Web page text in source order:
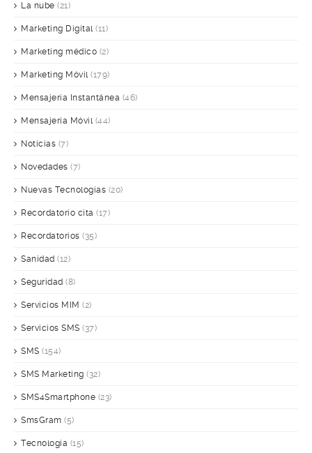
La nube (21)
Marketing Digital(11)
Marketing médico (2)
Marketing Móvil(179)
Mensajería Instantánea (46)
Mensajería Móvil(44)
Noticias (7)
Novedades (7)
Nuevas Tecnologías (20)
Recordatorio cita (17)
Recordatorios (35)
Sanidad (12)
Seguridad (8)
Servicios MIM (2)
Servicios SMS (37)
SMS (154)
SMS Marketing (32)
SMS4Smartphone (23)
SmsGram (5)
Tecnología (15)